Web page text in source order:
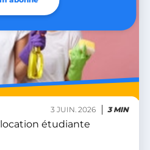
3 JUIN. 2026 3 MIN
étudiante
LinkedIn Corporation
.heyme.care